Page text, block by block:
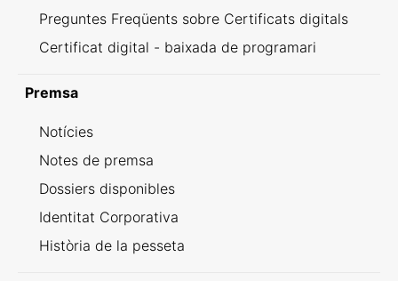
Preguntes Freqüents sobre Certificats digitals
Certificat digital - baixada de programari
Premsa
Notícies
Notes de premsa
Dossiers disponibles
Identitat Corporativa
Història de la pesseta